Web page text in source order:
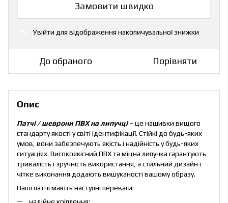
Замовити швидко
Увійти для відображення накопичувальної знижки
До обраного Порівняти
Опис
Патчі / шеврони ПВХ на липучці– це нашивки вищого
стандарту якості у світі ідентифікації. Стійкі до будь-яких
умов, вони забезпечують якість і надійність у будь-яких
ситуаціях. Високоякісний ПВХ та міцна липучка гарантують
тривалість і зручність використання, а стильний дизайн і
чітке виконання додають вишуканості вашому образу.
Наші патчі мають наступні переваги:
надійне кріплення;